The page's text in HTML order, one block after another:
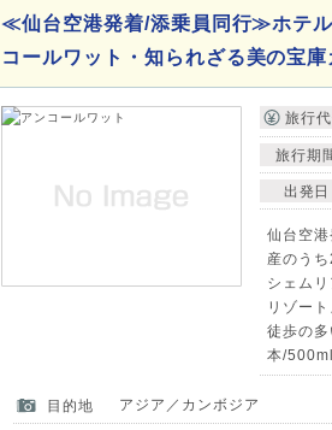
≪仙台空港発着/添乗員同行≫ホテ
コールワット・知られざる美の宝
旅行
旅行期
出発日
仙台空
産のう
シェム
リゾー
徒歩の
本/
目的地 アジア／カンボジア